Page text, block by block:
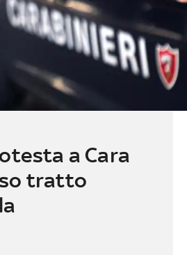
a Cara
tratto